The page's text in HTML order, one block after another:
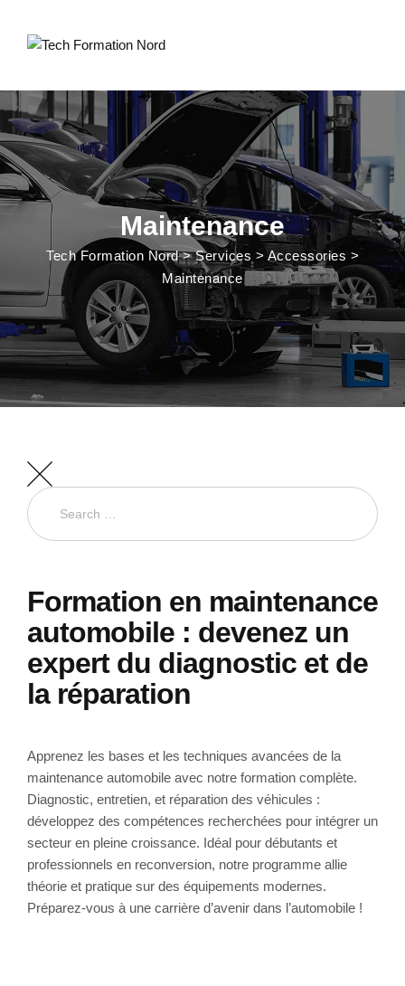
Maintenance
Tech Formation Nord>Services >Accessories >
Maintenance
Formation en maintenance
automobile : devenez un
expert du diagnostic et de
la réparation
Apprenez les bases et les techniques avancées de la
maintenance automobile avec notre formation complète.
Diagnostic, entretien, et réparation des véhicules :
développez des compétences recherchées pour intégrer un
secteur en pleine croissance. Idéal pour débutants et
professionnels en reconversion, notre programme allie
théorie et pratique sur des équipements modernes.
Préparez-vous à une carrière d’avenir dans l’automobile !